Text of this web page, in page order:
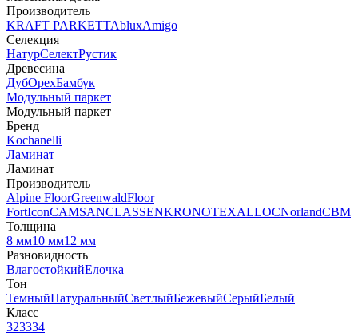
Производитель
KRAFT PARKETTAbluxAmigo
Селекция
НатурСелектРустик
Древесина
ДубОрехБамбук
Модульный паркет
Модульный паркет
Бренд
Kochanelli
Ламинат
Ламинат
Производитель
Alpine FloorGreenwaldFloor
FortIconCAMSANCLASSENKRONOTEXALLOCNorlandCBM
Толщина
8 мм10 мм12 мм
Разновидность
ВлагостойкийЕлочка
Тон
ТемныйНатуральныйСветлыйБежевыйСерыйБелый
Класс
323334